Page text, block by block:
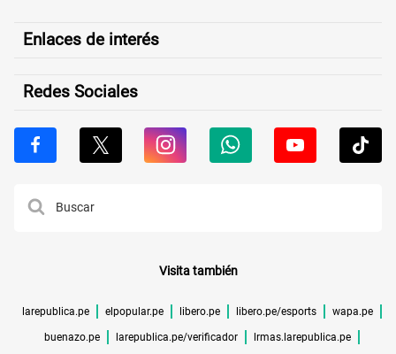
Enlaces de interés
Redes Sociales
Visita también
larepublica.pe elpopular.pe libero.pe libero.pe/esports wapa.pe
buenazo.pe larepublica.pe/verificador lrmas.larepublica.pe